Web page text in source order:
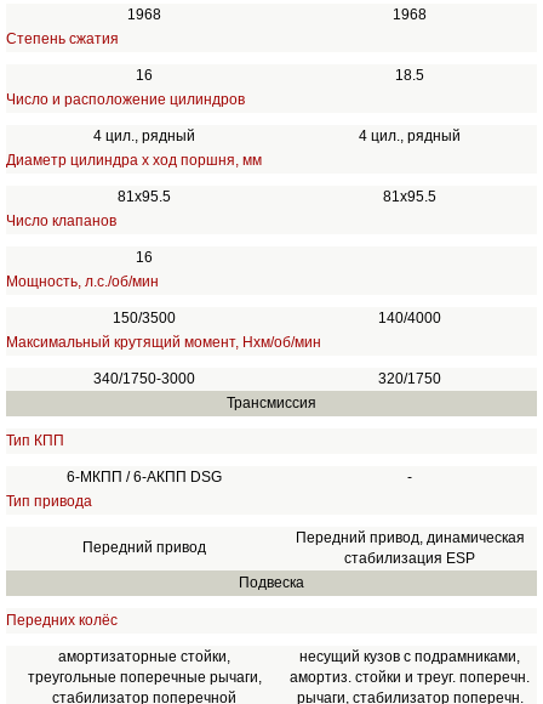
1968
1968
Степень сжатия
16
18.5
Число и расположение цилиндров
4 цил., рядный
4 цил., рядный
Диаметр цилиндра х ход поршня, мм
81x95.5
81х95.5
Число клапанов
16
Мощность, л.с./об/мин
150/3500
140/4000
Максимальный крутящий момент, Нхм/об/мин
340/1750-3000
320/1750
Трансмиссия
Тип КПП
6-МКПП / 6-АКПП DSG
-
Тип привода
Передний привод
Передний привод, динамическая
стабилизация ESP
Подвеска
Передних колёс
амортизаторные стойки,
треугольные поперечные рычаги,
стабилизатор поперечной
несущий кузов с подрамниками,
амортиз. стойки и треуг. поперечн.
рычаги, стабилизатор поперечн.